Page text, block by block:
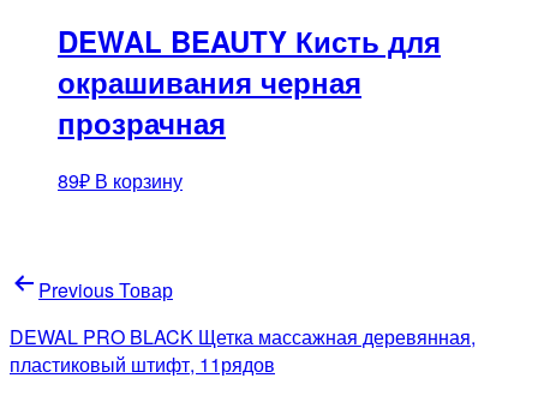
DEWAL BEAUTY Кисть для
окрашивания черная
прозрачная
89₽ В корзину
Навигация
по
записям
Previous Товар
DEWAL PRO BLACK Щетка массажная деревянная,
пластиковый штифт, 11рядов